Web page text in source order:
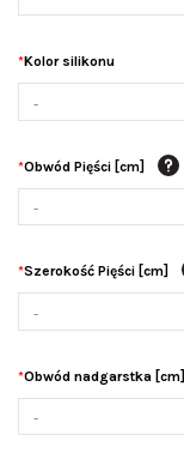
*Kolor silikonu
*Obwód Pięści [cm]
*Szerokość Pięści [cm]
*Obwód nadgarstka [cm]